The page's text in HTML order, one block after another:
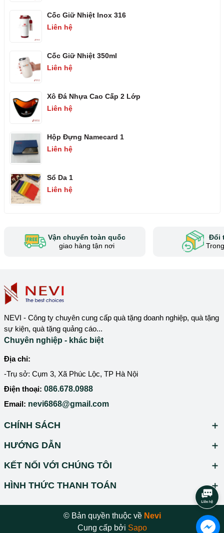
Cốc Giữ Nhiệt Inox 316
Liên hệ
Cốc Giữ Nhiệt 350ml
Liên hệ
Xô Đá Nhựa Cao Cấp 2 Lớp
Liên hệ
Hộp Đựng Namecard 1
Liên hệ
Sổ Da 1
Liên hệ
Vận chuyển toàn quốc
giao hàng tận nơi
Đổi
NEVI - Công ty chuyên cung cấp quà tặng doanh nghiệp, quà tặng
sự kiện, quà tặng quảng cáo...
Chuyên nghiệp - khác biệt
Địa chỉ:
-Trụ sở: Cụm 3, Xã Phúc Lộc, TP Hà Nội
Điện thoại: 086.678.0988
Email: nevi6868@gmail.com
CHÍNH SÁCH
HƯỚNG DẪN
KẾT NỐI VỚI CHÚNG TÔI
HÌNH THỨC THANH TOÁN
© Bản quyền thuộc về Nevi
Cung cấp bởi Sapo